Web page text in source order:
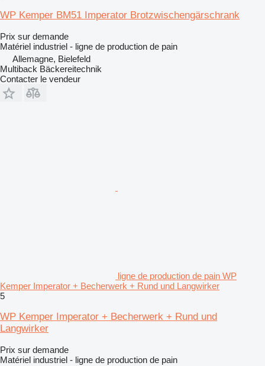
WP Kemper BM51 Imperator Brotzwischengärschrank
Prix sur demande
Matériel industriel - ligne de production de pain
Allemagne, Bielefeld
Multiback Bäckereitechnik
Contacter le vendeur
ligne de production de pain WP
Kemper Imperator + Becherwerk + Rund und Langwirker
5
WP Kemper Imperator + Becherwerk + Rund und
Langwirker
Prix sur demande
Matériel industriel - ligne de production de pain